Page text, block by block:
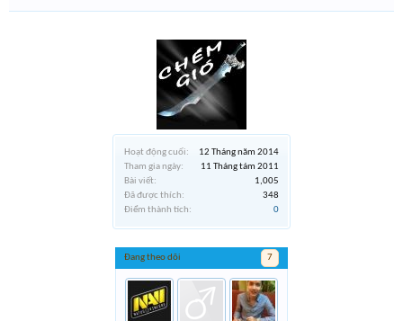
Hoạt động cuối:
12 Tháng năm 2014
Tham gia ngày:
11 Tháng tám 2011
Bài viết:
1,005
Đã được thích:
348
Điểm thành tích:
0
Đang theo dõi 7